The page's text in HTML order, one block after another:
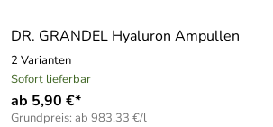
DR. GRANDEL Hyaluron Ampullen
2 Varianten
Sofort lieferbar
ab 5,90 €*
Grundpreis: ab 983,33 €/l